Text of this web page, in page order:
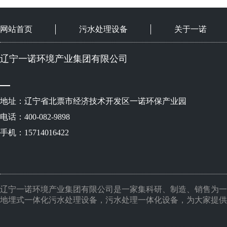
网站首页 污水处理设备 关于一诺
辽宁一诺环境产业集团有限公司
地址：辽宁省北票市经济技术开发区一诺环保产业园
电话：400-082-9898
手机：15714016422
辽宁一诺环境产业集团有限公司是一家集科研、制造、销售为
地埋式一体化污水处理设备，污水处理一体化设备，为大家提